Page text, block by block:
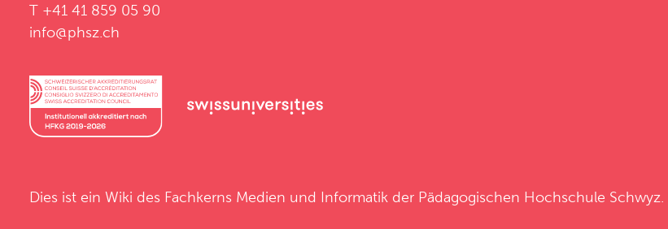
T +41 41 859 05 90
info@phsz.ch
Dies ist ein Wiki des Fachkerns Medien und Informatik der Pädagogischen Hochschule Schwyz